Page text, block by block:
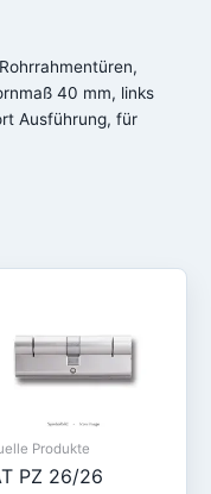
40 mm, links
Ausführung, für
Produkte
PZ 26/26